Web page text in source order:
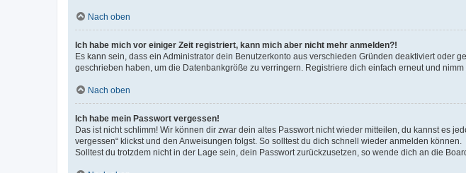
Nach oben
Ich habe mich vor einiger Zeit registriert, kann mich aber nicht mehr anmelden?!
Es kann sein, dass ein Administrator dein Benutzerkonto aus verschieden Gründen deaktiviert oder
geschrieben haben, um die Datenbankgröße zu verringern. Registriere dich einfach erneut und
Nach oben
Ich habe mein Passwort vergessen!
Das ist nicht schlimm! Wir können dir zwar dein altes Passwort nicht wieder mitteilen, du kannst es
vergessen“ klickst und den Anweisungen folgst. So solltest du dich schnell wieder anmelden können.
Solltest du trotzdem nicht in der Lage sein, dein Passwort zurückzusetzen, so wende dich an die